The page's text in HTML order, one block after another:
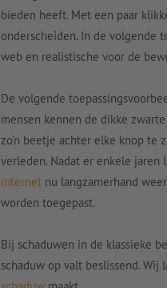
bieden heeft. Met een paar
onderscheiden. In de volgende
web en realistische voor de
De volgende
mensen kennen de dikke
zo’n beetje achter elke knop te
verleden. Nadat er enkele jaren
internet nu langzamerhand
worden toegepast.
Bij schaduwen in de klassieke
schaduw op valt beslissend.